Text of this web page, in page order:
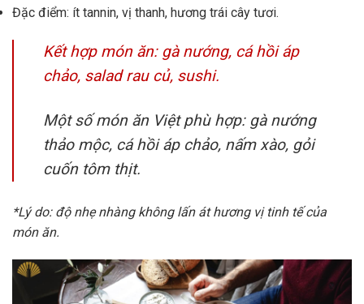
Đặc điểm: ít tannin, vị thanh, hương trái cây tươi.
Kết hợp món ăn: gà nướng, cá hồi áp
chảo, salad rau củ, sushi.
Một số món ăn Việt phù hợp: gà nướng
thảo mộc, cá hồi áp chảo, nấm xào, gỏi
cuốn tôm thịt.
*Lý do: độ nhẹ nhàng không lấn át hương vị tinh tế của
món ăn.